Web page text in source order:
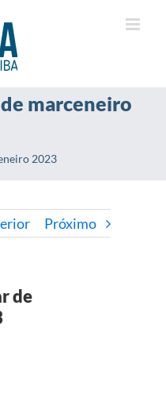
marceneiro
2023
Próximo
de